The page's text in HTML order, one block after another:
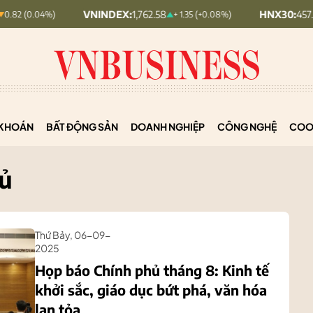
VNINDEX: 1,762.58 + 1.35 (+0.08%) HNX30: 457.83 + 4.34
BẤT ĐỘNG SẢN DOANH NGHIỆP CÔNG NGHỆ
Thứ Bảy, 06-09-
2025
Họp báo Chính phủ tháng 8: Kinh tế
khởi sắc, giáo dục bứt phá, văn hóa
lan tỏa